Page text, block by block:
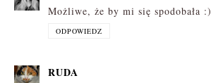
Możliwe, że by mi się spodobała :)
ODPOWIEDZ
RUDA